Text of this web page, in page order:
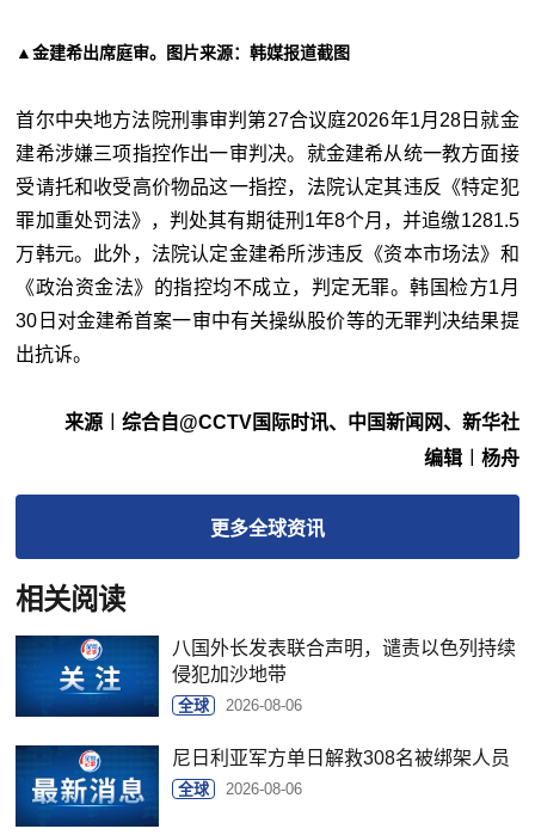
▲金建希出席庭审。图片来源：韩媒报道截图
首尔中央地方法院刑事审判第27合议庭2026年1月28日就金
建希涉嫌三项指控作出一审判决。就金建希从统一教方面接
受请托和收受高价物品这一指控，法院认定其违反《特定犯
罪加重处罚法》，判处其有期徒刑1年8个月，并追缴1281.5
万韩元。此外，法院认定金建希所涉违反《资本市场法》和
《政治资金法》的指控均不成立，判定无罪。韩国检方1月
30日对金建希首案一审中有关操纵股价等的无罪判决结果提
出抗诉。
来源︱综合自@CCTV国际时讯、中国新闻网、新华社
编辑︱杨舟
更多全球资讯
相关阅读
八国外长发表联合声明，谴责以色列持续
侵犯加沙地带
全球 2026-08-06
尼日利亚军方单日解救308名被绑架人员
全球 2026-08-06